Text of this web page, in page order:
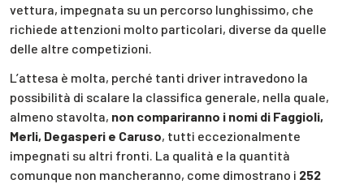
vettura, impegnata su un percorso lunghissimo, che
richiede attenzioni molto particolari, diverse da quelle
delle altre competizioni.
L’attesa è molta, perché tanti driver intravedono la
possibilità di scalare la classifica generale, nella quale,
almeno stavolta, non compariranno i nomi di Faggioli,
Merli, Degasperi e Caruso, tutti eccezionalmente
impegnati su altri fronti. La qualità e la quantità
comunque non mancheranno, come dimostrano i 252